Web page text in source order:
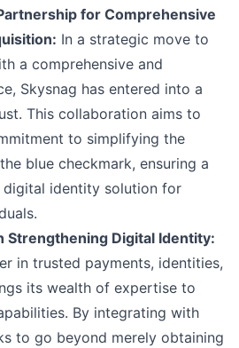
for Comprehensive
In a strategic move to
a comprehensive and
Skysnag has entered into a
This collaboration aims to
to simplifying the
blue checkmark, ensuring a
digital identity solution for
Strengthening Digital Identity:
in trusted payments, identities,
its wealth of expertise to
By integrating with
to go beyond merely obtaining